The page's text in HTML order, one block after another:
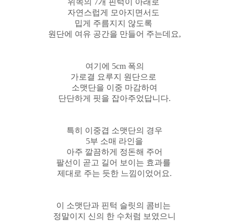
위쪽의 7개 핀턱이 아래로
자연스럽게 모아지면서도
밉게 주름지지 않도록
원단에 여유 공간을 만들어 주는데요,
여기에 5cm 폭의
가로결 요루지 원단으로
소맷단을 이중 마감하여
단단하게 핏을 잡아주었답니다.
특히 이중겹 소맷단의 경우
5부 소매 라인을
아주 깔끔하게 정돈해 주어
팔선이 곧고 길어 보이는 효과를
제대로 주는 듯한 느낌이었어요.
이 소맷단과 핀턱 슬릿의 콤비는
정말이지 신의 한 수처럼 보였으니